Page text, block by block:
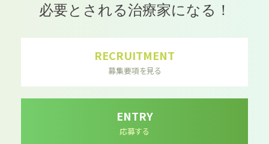
必要とされる治療家になる！
RECRUITMENT
募集要項を見る
ENTRY
応募する